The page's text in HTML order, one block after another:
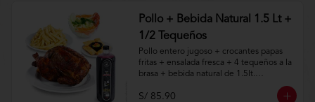
Pollo + Bebida Natural 1.5 Lt +
1/2 Tequeños
Pollo entero jugoso + crocantes papas
fritas + ensalada fresca + 4 tequeños a la
brasa + bebida natural de 1.5lt.
Aplica terminos y
S/ 85.90